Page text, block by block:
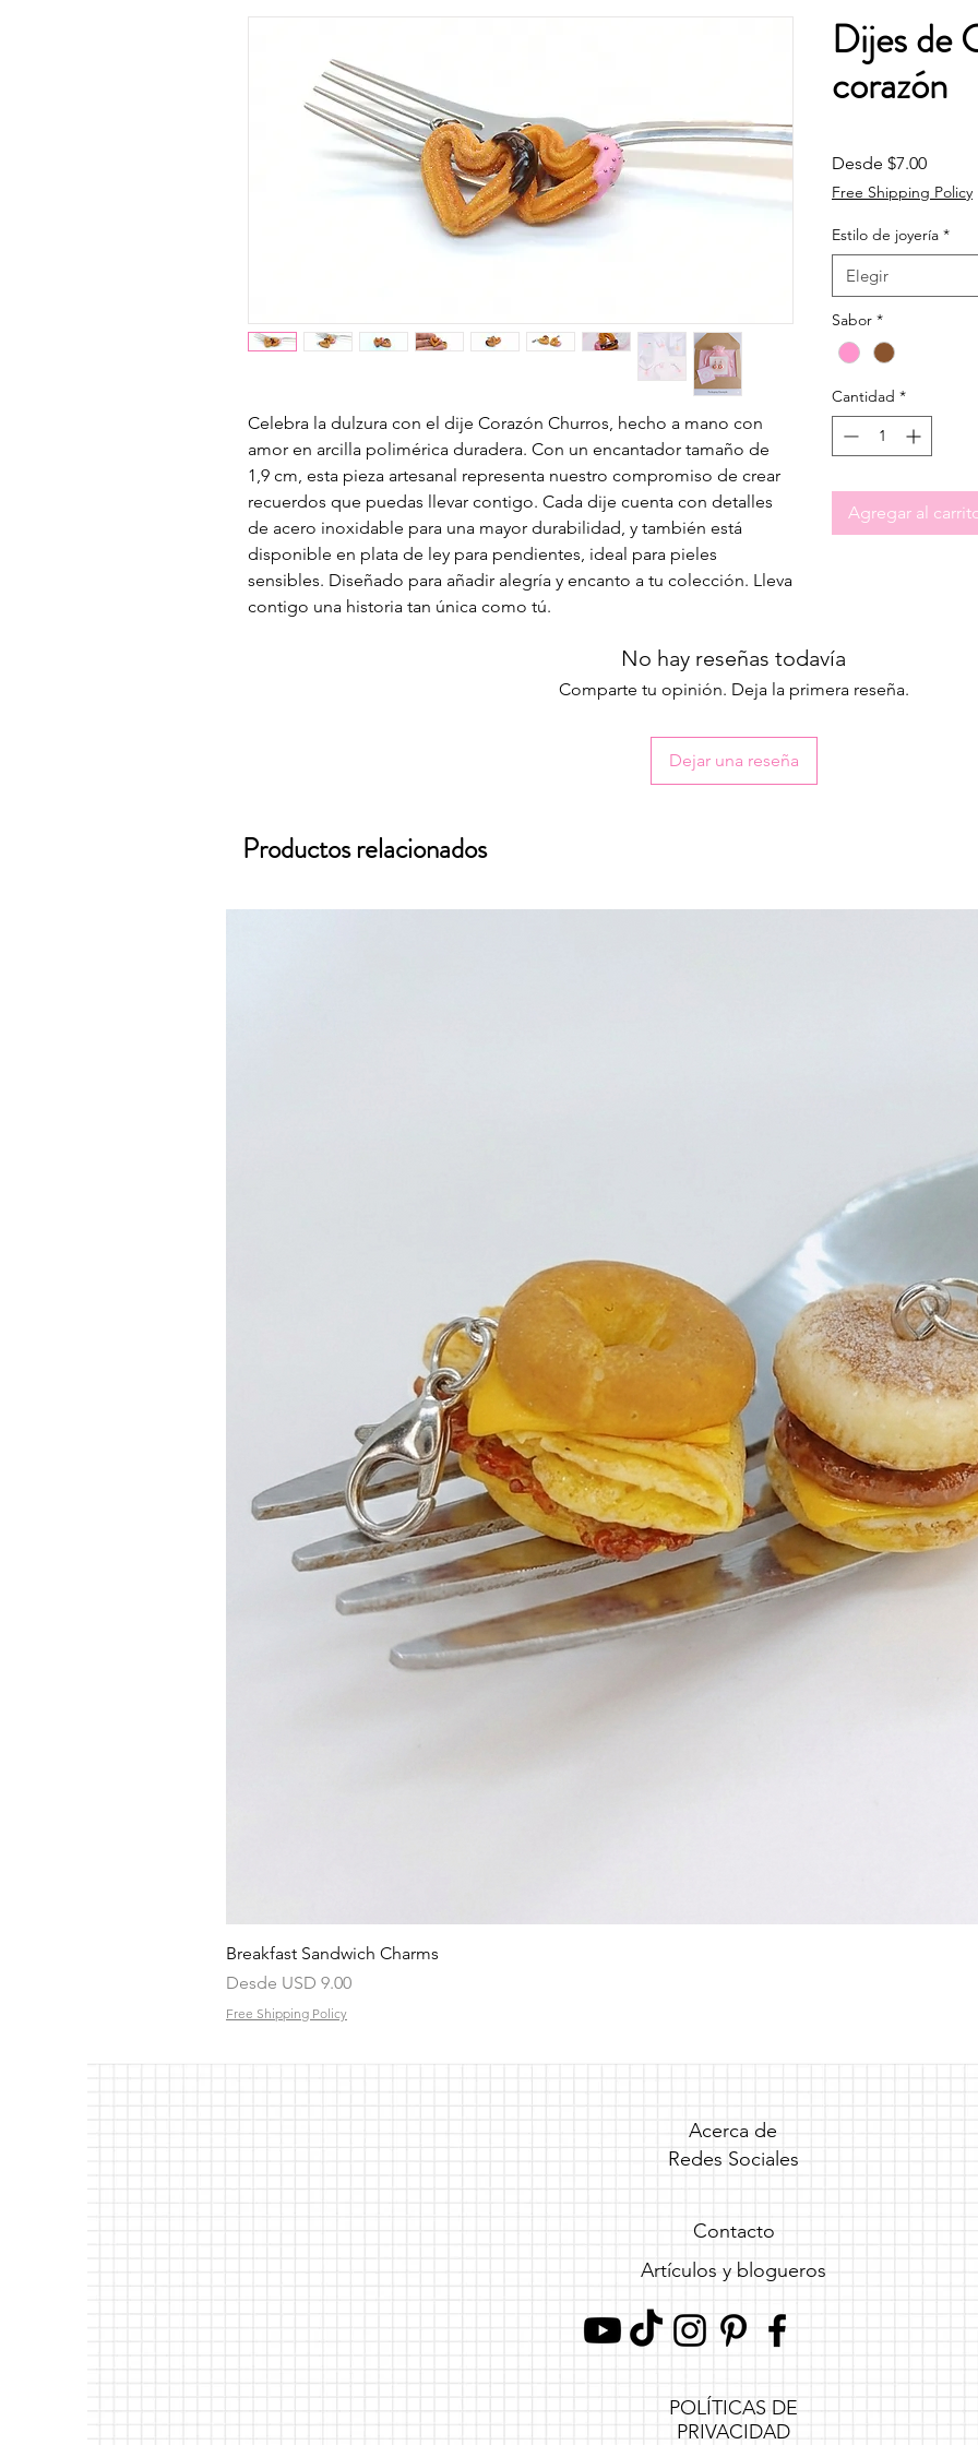
Celebra la dulzura con el dije Corazón Churros, hecho a mano con
amor en arcilla polimérica duradera. Con un encantador tamaño de
1,9 cm, esta pieza artesanal representa nuestro compromiso de crear
recuerdos que puedas llevar contigo. Cada dije cuenta con detalles
de acero inoxidable para una mayor durabilidad, y también está
disponible en plata de ley para pendientes, ideal para pieles
sensibles. Diseñado para añadir alegría y encanto a tu colección. Lleva
contigo una historia tan única como tú.
Dijes de
corazón
Desde $7.00
Free Shipping Policy
Estilo de joyería *
Elegir
Sabor *
Cantidad *
Agregar al
No hay reseñas todavía
Comparte tu opinión. Deja la primera reseña.
Dejar una reseña
Productos relacionados
Breakfast Sandwich Charms
Desde USD 9.00
Precio de oferta
Free Shipping Policy
Acerca de
Redes Sociales
Contacto
Artículos y blogueros
POLÍTICAS DE
PRIVACIDAD